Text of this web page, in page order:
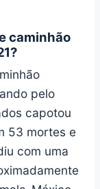
caminhão
pelo
capotou
53 mortes e
com uma